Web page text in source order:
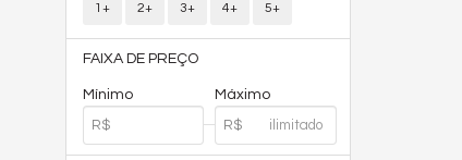
1+ 2+ 3+ 4+ 5+
FAIXA DE PREÇO
Mínimo Máximo